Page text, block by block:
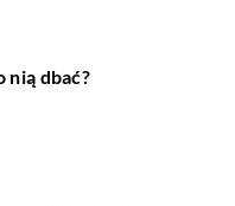
nią dbać?